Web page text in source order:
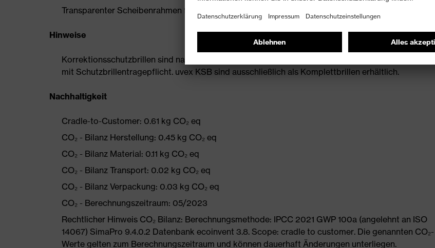
Transparenter Scheibenrahmen für ein uneingeschränktes Sichtfeld
Hinweise
Korrektionsschutzbrillen sind nach EN 166 zertifiziert und schützen Brillenträger an Arbeitsplätzen
mit Schutzbrillentragepflicht. uvex KSB sind ausschließlich als Komplettbrillen erhältlich.
Nachhaltigkeit
Cradle-to-Customer: 0.61 kg CO₂ eq
CO₂ - Bilanz Herstellung: 0.45 kg CO₂ eq
CO₂ - Bilanz Material: 0.11 kg CO₂ eq
CO₂ - Bilanz Transport: 0.02 kg CO₂ eq
CO₂ - Bilanz Verpackung: 0.03 kg CO₂ eq
CO₂ - Berechnungszeitraum: 05/2023
Rechtlicher Hinweis CO₂ Bilanz: Berechnungsmethode: IPCC 2021 GWP 100a (angelehnt an ISO
14067) SimaPro 9.4.0.2 Datenbank ecoinvent 3.8. Scope: cradle to customer. Die genannten CO₂-
Werte gelten zum Berechnungszeitraum und können dauerhaft Änderungen unterliegen.